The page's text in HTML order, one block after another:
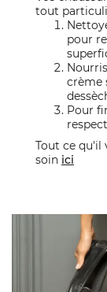
tout
pour
crème
Pour
Tout ce qu'il
soin ici